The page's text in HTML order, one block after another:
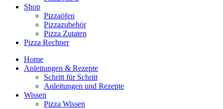
Shop
Pizzaöfen
Pizzazubehör
Pizza Zutaten
Pizza Rechner
Home
Anleitungen & Rezepte
Schritt für Schritt
Anleitungen und Rezepte
Wissen
Pizza Wissen